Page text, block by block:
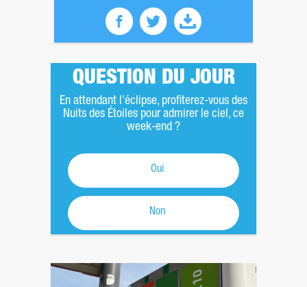
QUESTION DU JOUR
En attendant l'éclipse, profiterez-vous des
Nuits des Étoiles pour admirer le ciel, ce
week-end ?
Oui
Non